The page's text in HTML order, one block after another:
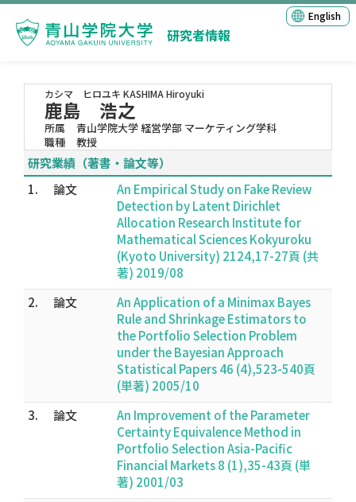
研究者情報
English
カシマ ヒロユキ KASHIMA Hiroyuki
鹿島 浩之
所属
青山学院大学 経営学部 マーケティング学科
職種
教授
研究業績（著書・論文等）
1.
論文
An Empirical Study on Fake Review
Detection by Latent Dirichlet
Allocation Research Institute for
Mathematical Sciences Kokyuroku
(Kyoto University) 2124,17-27頁 (共
著) 2019/08
2.
論文
An Application of a Minimax Bayes
Rule and Shrinkage Estimators to
the Portfolio Selection Problem
under the Bayesian Approach
Statistical Papers 46 (4),523-540頁
(単著) 2005/10
3.
論文
An Improvement of the Parameter
Certainty Equivalence Method in
Portfolio Selection Asia-Pacific
Financial Markets 8 (1),35-43頁 (単
著) 2001/03